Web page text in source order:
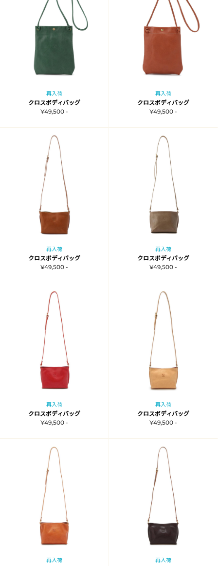
再入荷
クロスボディバッグ
¥49,500 -
再入荷
クロスボディバッグ
¥49,500 -
再入荷
クロスボディバッグ
¥49,500 -
再入荷
クロスボディバッグ
¥49,500 -
再入荷
クロスボディバッグ
¥49,500 -
再入荷
クロスボディバッグ
¥49,500 -
再入荷 再入荷